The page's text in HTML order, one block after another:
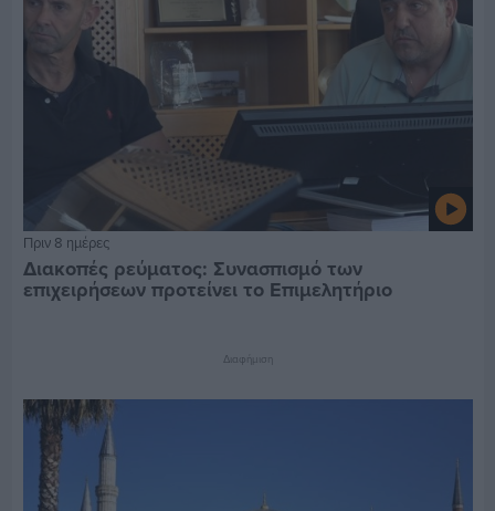
Πριν 8 ημέρες
Διακοπές ρεύματος: Συνασπισμό των
επιχειρήσεων προτείνει το Επιμελητήριο
Διαφήμιση